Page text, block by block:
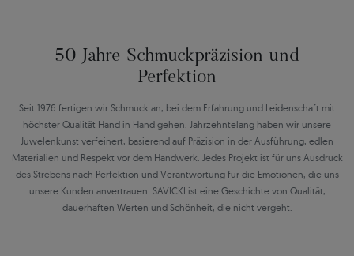
50 Jahre Schmuckpräzision und
Perfektion
Seit 1976 fertigen wir Schmuck an, bei dem Erfahrung und Leidenschaft mit
höchster Qualität Hand in Hand gehen. Jahrzehntelang haben wir unsere
Juwelenkunst verfeinert, basierend auf Präzision in der Ausführung, edlen
Materialien und Respekt vor dem Handwerk. Jedes Projekt ist für uns Ausdruck
des Strebens nach Perfektion und Verantwortung für die Emotionen, die uns
unsere Kunden anvertrauen. SAVICKI ist eine Geschichte von Qualität,
dauerhaften Werten und Schönheit, die nicht vergeht.